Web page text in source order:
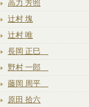
高力 芳照
辻村 塊
辻村 唯
長岡 正巳
野村 一郎
藤岡 周平
原田 拾六